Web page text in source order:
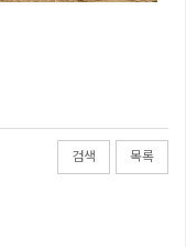
검색 목록